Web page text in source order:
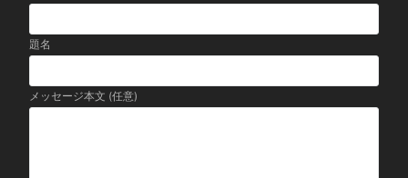
題名
メッセージ本文 (任意)